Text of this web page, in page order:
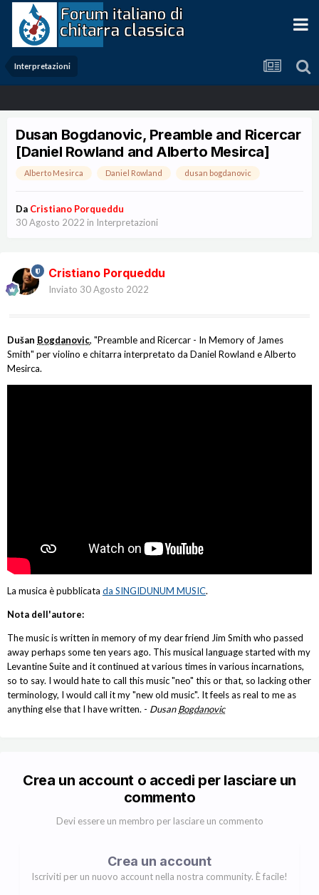
Interpretazioni
Dusan Bogdanovic, Preamble and Ricercar
[Daniel Rowland and Alberto Mesirca]
Alberto Mesirca Daniel Rowland dusan bogdanovic
Da Cristiano Porqueddu
30 Agosto 2022 in Interpretazioni
Cristiano Porqueddu
Inviato 30 Agosto 2022
Dušan Bogdanovic, "Preamble and Ricercar - In Memory of James
Smith" per violino e chitarra interpretato da Daniel Rowland e Alberto
Mesirca.
La musica è pubblicata da SINGIDUNUM MUSIC.
Nota dell'autore:
The music is written in memory of my dear friend Jim Smith who passed
away perhaps some ten years ago. This musical language started with my
Levantine Suite and it continued at various times in various incarnations,
so to say. I would hate to call this music "neo" this or that, so lacking other
terminology, I would call it my "new old music". It feels as real to me as
anything else that I have written. - DusanBogdanovic
Crea un account o accedi per lasciare un
commento
Devi essere un membro per lasciare un commento
Crea un account
Iscriviti per un nuovo account nella nostra community. È facile!